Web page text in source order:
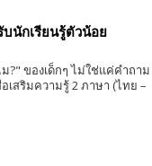
นักเรียนรู้ตัวน้อย
?" ของเด็กๆ ไม่ใช่แค่คำถาม
เสริมความรู้ 2 ภาษา (ไทย –